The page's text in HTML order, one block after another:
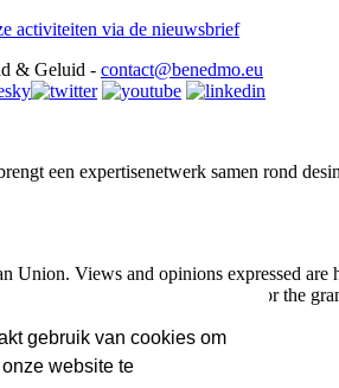
gebruik van cookies om
website te
activiteiten via de nieuwsbrief
& Geluid - contact@benedmo.eu
een expertisenetwerk samen rond
Union. Views and opinions expressed
Neither the European Union nor the
activiteiten via de nieuwsbrief